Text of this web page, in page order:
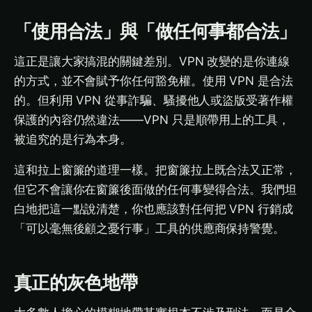
「使用合法」與「做任何事都合法」
這正是讓大家搞混的關鍵差別。VPN 改變的是你連線
的方式，並不會賦予你任何豁免權。使用 VPN 是合法
的。但利用 VPN 從事詐騙、騷擾他人或盜版受著作權
保護的內容仍然違法——VPN 只是順帶用上的工具，
被追究的是行為本身。
這和拉上窗簾的道理一樣。把窗簾拉上既合法又正常，
但它不會讓你在窗簾後面做的任何事變得合法。我們坦
白地把這一點說清楚，你也應該對任何把 VPN 行銷成
「可以毫無後顧之憂行事」工具的供應商保持警覺。
真正的灰色地帶